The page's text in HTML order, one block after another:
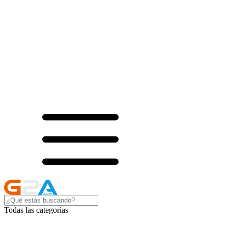
Todas las categorías